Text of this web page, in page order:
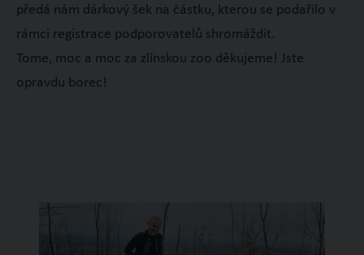
předá nám dárkový šek na částku, kterou se podařilo v
rámci registrace podporovatelů shromáždit.
Tome, moc a moc za zlínskou zoo děkujeme! Jste
opravdu borec!